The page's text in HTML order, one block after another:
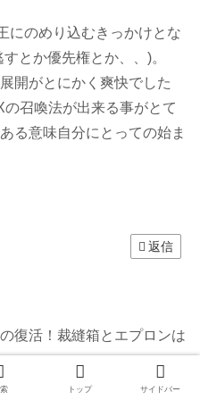
にのめり込むきっかけとな
とか優先権とか、、)。
開がとにかく爽快でした
召喚法が出来る事がとて
る意味自分にとっての始ま
返信
復活！裁縫箱とエプロンは
蘇りました
トップ サイドバー